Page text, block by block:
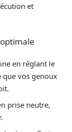
et
en réglant le
que vos genoux
prise neutre,